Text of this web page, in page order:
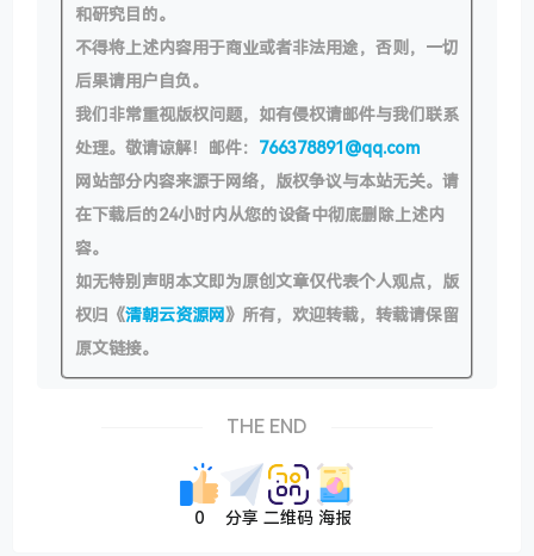
和研究目的。
不得将上述内容用于商业或者非法用途，否则，一切
后果请用户自负。
我们非常重视版权问题，如有侵权请邮件与我们联系
处理。敬请谅解！邮件： 766378891@qq.com
网站部分内容来源于网络，版权争议与本站无关。请
在下载后的24小时内从您的设备中彻底删除上述内
容。
如无特别声明本文即为原创文章仅代表个人观点，版
权归《清朝云资源网》所有，欢迎转载，转载请保留
原文链接。
THE END
0 分享 二维码 海报